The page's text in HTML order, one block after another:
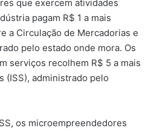
que exercem atividades
pagam R$ 1 a mais
a Circulação de Mercadorias e
pelo estado onde mora. Os
serviços recolhem R$ 5 a mais
(ISS), administrado pelo
os microempreendedores